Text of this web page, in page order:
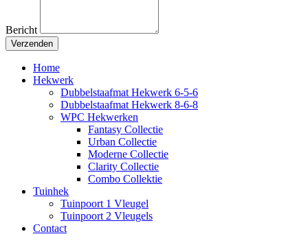
Bericht
Verzenden
Home
Hekwerk
Dubbelstaafmat Hekwerk 6-5-6
Dubbelstaafmat Hekwerk 8-6-8
WPC Hekwerken
Fantasy Collectie
Urban Collectie
Moderne Collectie
Clarity Collectie
Combo Collektie
Tuinhek
Tuinpoort 1 Vleugel
Tuinpoort 2 Vleugels
Contact